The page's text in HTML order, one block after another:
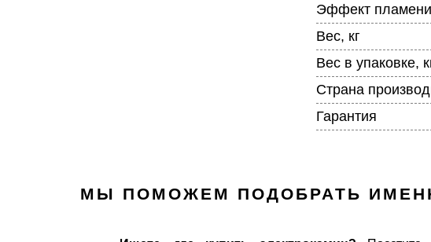
Эффект пламени
Вес, кг
Вес в упаковке,
Страна
Гарантия
МЫ ПОМОЖЕМ ПОДОБРАТЬ